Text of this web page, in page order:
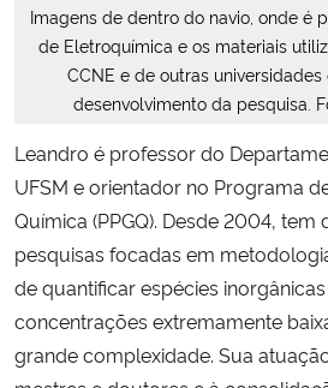
Imagens de dentro do navio, onde é
de Eletroquímica e os materiais
CCNE e de outras
desenvolvimento da pesquisa.
Leandro é professor do
UFSM e orientador no Programa
Química (PPGQ). Desde 2004, tem
pesquisas focadas em
de quantificar espécies
concentrações extremamente
grande complexidade. Sua